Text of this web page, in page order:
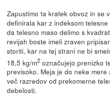
Zapustimo ta kratek obvoz in se
definirala kar z indeksom
da telesno maso delimo s
revijah boste imeli zraven
storiti, kar na tej strani ne bi
18,5 kg/m2označujejo prenizko
previsoko. Meja je do neke
več razredov od prekomerne
debelosti.